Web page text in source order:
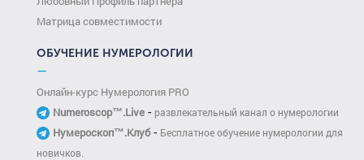
Матрица совместимости
ОБУЧЕНИЕ НУМЕРОЛОГИИ
—
Онлайн-курс Нумерология PRO
Numeroscop™.Live - развлекательный канал о нумерологии
Нумероскоп™.Клуб- Бесплатное обучение нумерологии для
новичков.